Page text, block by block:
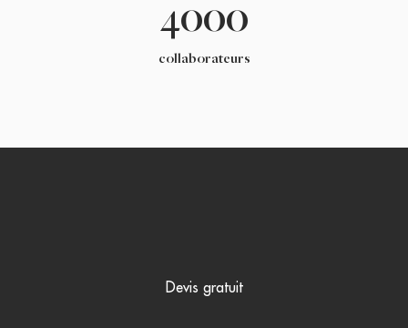
4000
collaborateurs
Devis gratuit